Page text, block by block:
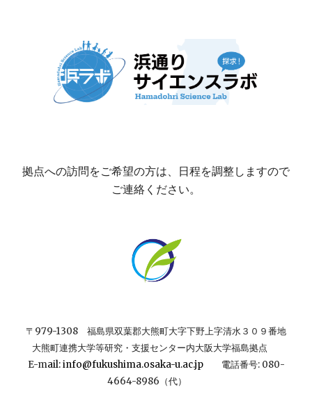
拠点への訪問をご希望の方は、日程を調整しますので
ご連絡ください。
〒979-1308 福島県双葉郡大熊町大字下野上字清水３０９番地
大熊町連携大学等研究・支援センター内大阪大学福島拠点
E-mail:info@fukushima.osaka-u.ac.jp電話番号: 080-
4664-8986（代）